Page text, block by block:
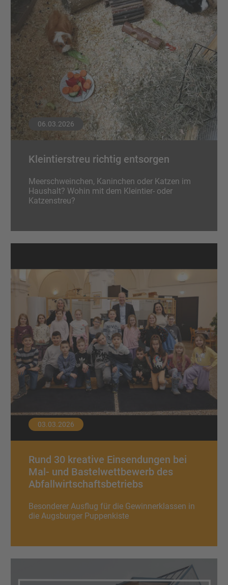
06.03.2026
Kleintierstreu richtig entsorgen
Meerschweinchen, Kaninchen oder Katzen im
Haushalt? Wohin mit dem Kleintier- oder
Katzenstreu?
03.03.2026
Rund 30 kreative Einsendungen bei
Mal- und Bastelwettbewerb des
Abfallwirtschaftsbetriebs
Besonderer Ausflug für die Gewinnerklassen in
die Augsburger Puppenkiste